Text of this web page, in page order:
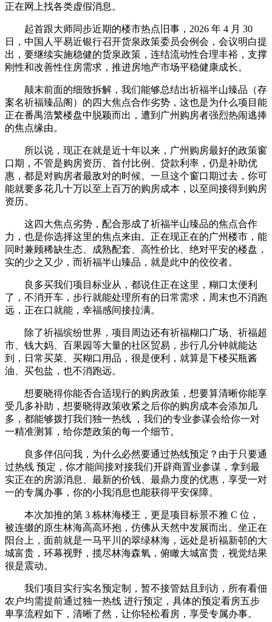
正在网上找各类虚假消息。
起首跟大师同步近期的楼市热点旧事，2026 年 4 月 30
日，中国人平易近银行召开货泉政策委员会例会，会议明白提
出，要继续实施稳健的货泉政策，连结流动性合理丰裕，支撑
刚性和改善性住房需求，推进房地产市场平稳健康成长。
颠末前面的细致拆解，我们能够总结出祈福半山臻品（存
案名祈福臻品阁）的四大焦点合作劣势，这也是为什么项目能
正在番禺浩繁楼盘中脱颖而出，遭到广州购房者强烈热闹逃捧
的焦点缘由。
所以说，现正在就是近十年以来，广州购房最好的政策窗
口期，不管是购房资历、首付比例、贷款利率，仍是补助优
惠，都是对购房者最敌对的时候。一旦这个窗口期过去，你可
能就要多花几十万以至上百万的购房成本，以至间接得到购房
资历。
这四大焦点劣势，配合形成了祈福半山臻品的焦点合作
力，也是你选择这里的焦点来由。正在现正在的广州楼市，能
同时兼顾稀缺生态、成熟配套、高性价比、绝对平安的楼盘，
实的少之又少，而祈福半山臻品，就是此中的佼佼者。
良多买我们项目标业从，都说住正在这里，糊口太便利
了，不消开车，步行就能处理所有的日常需求，周末也不消跑
远，正在口就能，幸福感间接拉满。
除了祈福缤纷世界，项目周边还有祈福糊口广场、祈福超
市、钱大妈、百果园等大量的社区贸易，步行几分钟就能达
到，日常买菜、买糊口用品，很是便利，就算是下楼买瓶酱
油、买包盐，也不消跑远。
想要晓得你能否合适现行的购房政策，想要算清晰你能享
受几多补助，想要晓得政策收紧之后你的购房成本会添加几
多，都能够拨打我们独一热线 ，我们的专业参谋会给你一对
一精准测算，给你楚政策的每一个细节。
良多伴侣问我，为什么必然要通过热线预定？由于只要通
过热线 预定，你才能间接对接我们开辟商置业参谋，拿到最
实正在的房源消息、最新的价钱、最鼎力度的优惠，享受一对
一的专属办事，你的小我消息也能获得平安保障。
本次加推的第 3 栋林海楼王，更是项目标景不雅 C 位，
被连缀的原生林海高高环抱，仿佛从天然中发展而出。坐正在
阳台上，面前就是一马平川的翠绿林海，远处是祈福新邨的大
城富贵，环幕视野，揽尽林海森氧，俯瞰大城富贵，视觉结果
很是震动。
我们项目实行实名预定制，暂不接管姑且到访，所有看佃
农户均需提前通过独一热线 进行预定，具体的预定看房五步
卑享流程如下，清晰了然，让你轻松看房，享受专属办事。